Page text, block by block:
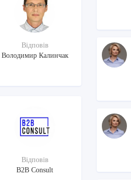
Відповів
Володимир Калинчак
Відповів
B2B Consult